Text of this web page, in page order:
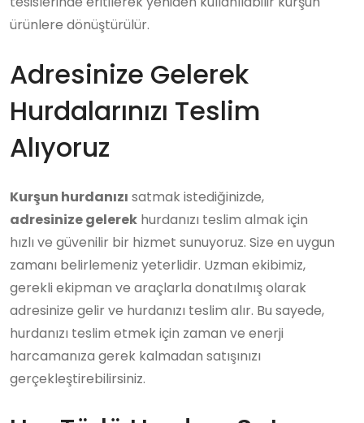
ürünlere dönüştürülür.
Adresinize Gelerek
Hurdalarınızı Teslim
Alıyoruz
Kurşun hurdanızı satmak istediğinizde,
adresinize gelerek hurdanızı teslim almak için
hızlı ve güvenilir bir hizmet sunuyoruz. Size en uygun
zamanı belirlemeniz yeterlidir. Uzman ekibimiz,
gerekli ekipman ve araçlarla donatılmış olarak
adresinize gelir ve hurdanızı teslim alır. Bu sayede,
hurdanızı teslim etmek için zaman ve enerji
harcamanıza gerek kalmadan satışınızı
gerçekleştirebilirsiniz.